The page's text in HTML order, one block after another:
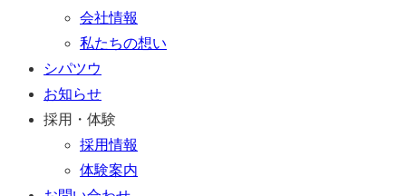
会社情報
私たちの想い
シパツウ
お知らせ
採用・体験
採用情報
体験案内